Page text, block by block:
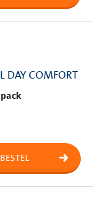
DAY COMFORT